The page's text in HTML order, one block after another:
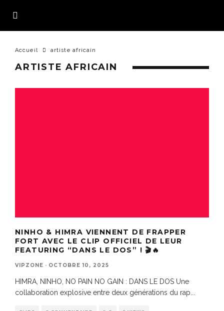
Accueil artiste africain
ARTISTE AFRICAIN
NINHO & HIMRA VIENNENT DE FRAPPER
FORT AVEC LE CLIP OFFICIEL DE LEUR
FEATURING “DANS LE DOS” ! 🎬🔥
VIPZONE · OCTOBRE 10, 2025
HIMRA, NINHO, NO PAIN NO GAIN : DANS LE DOS Une
collaboration explosive entre deux générations du rap